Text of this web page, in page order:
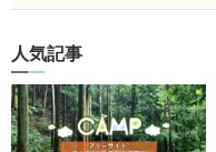
人気記事